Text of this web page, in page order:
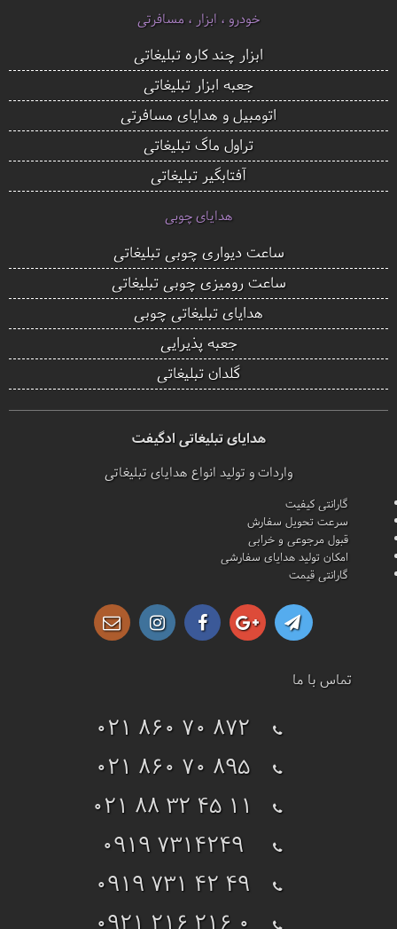
خودرو ، ابزار ، مسافرتی
ابزار چند کاره تبلیغاتی
جعبه ابزار تبلیغاتی
اتومبیل و هدایای مسافرتی
تراول ماگ تبلیغاتی
آفتابگیر تبلیغاتی
هدایای چوبی
ساعت دیواری چوبی تبلیغاتی
ساعت رومیزی چوبی تبلیغاتی
هدایای تبلیغاتی چوبی
جعبه پذیرایی
گلدان تبلیغاتی
هدایای تبلیغاتی ادگیفت
واردات و تولید انواع هدایای تبلیغاتی
گارانتی کیفیت
سرعت تحویل سفارش
قبول مرجوعی و خرابی
امکان تولید هدایای سفارشی
گارانتی قیمت
تماس با ما
021 860 70 872
021 860 70 895
021 88 32 45 11
0919 7314249
0919 731 42 49
0921 216 216 0